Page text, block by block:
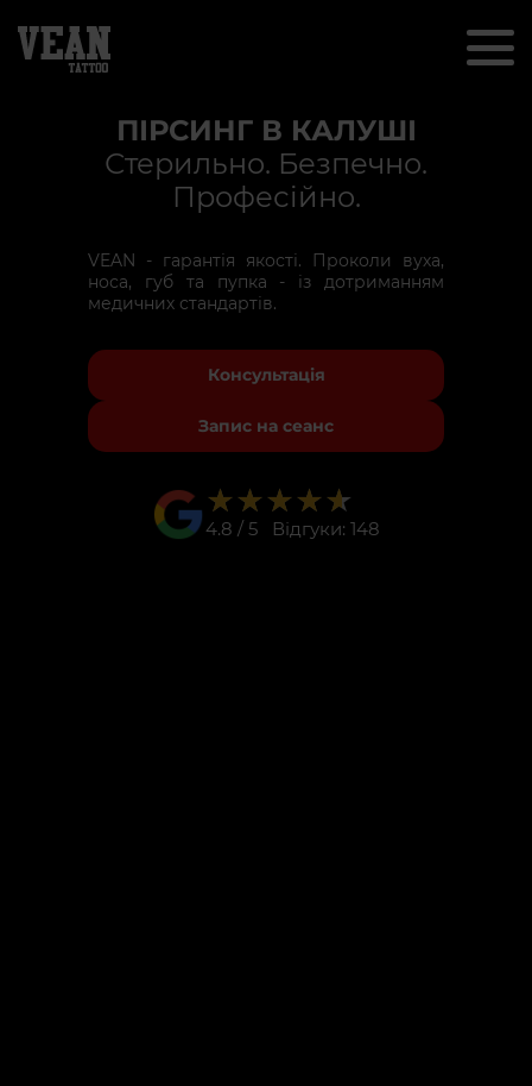
ПІРСИНГ В КАЛУШІ
Стерильно. Безпечно.
Професійно.
VEAN - гарантія якості. Проколи вуха,
носа, губ та пупка - із дотриманням
медичних стандартів.
Консультація
Запис на сеанс
★★★★★
★★★★★
4.8 / 5 Відгуки: 148